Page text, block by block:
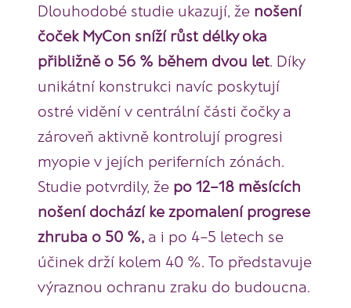
Dlouhodobé studie ukazují, že nošení
čoček MyCon sníží růst délky oka
přibližně o 56 % během dvou let. Díky
unikátní konstrukci navíc poskytují
ostré vidění v centrální části čočky a
zároveň aktivně kontrolují progresi
myopie v jejích periferních zónách.
Studie potvrdily, že po 12–18 měsících
nošení dochází ke zpomalení progrese
zhruba o 50 %, a i po 4–5 letech se
účinek drží kolem 40 %. To představuje
výraznou ochranu zraku do budoucna.